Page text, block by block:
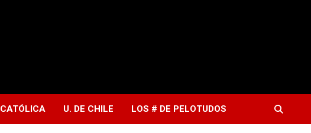
CATÓLICA U. DE CHILE LOS # DE PELOTUDOS